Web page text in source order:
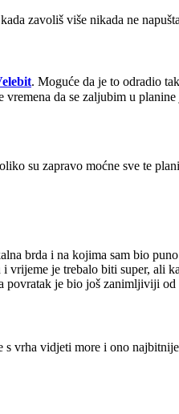
zavoliš više nikada ne
. Moguće da je to odradio
da se zaljubim u
su zapravo moćne sve te
brda i na kojima sam bio
je trebalo biti super, ali
povratak je bio još zanimljiviji od
vrha vidjeti more i ono